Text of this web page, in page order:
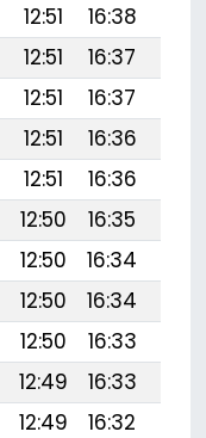
12:51 16:38
12:51 16:37
12:51 16:37
12:51 16:36
12:51 16:36
12:50 16:35
12:50 16:34
12:50 16:34
12:50 16:33
12:49 16:33
12:49 16:32